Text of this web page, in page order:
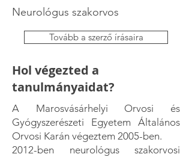
Neurológus szakorvos
Tovább a szerző írásaira
Hol végezted a
tanulmányaidat?
A Marosvásárhelyi Orvosi és
Gyógyszerészeti Egyetem Általános
Orvosi Karán végeztem 2005-ben.
2012-ben neurológus szakorvosi